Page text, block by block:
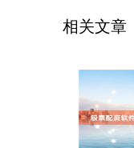
相关文章